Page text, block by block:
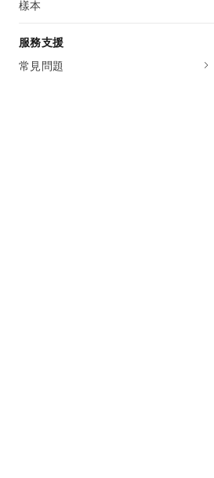
樣本
服務支援
常見問題